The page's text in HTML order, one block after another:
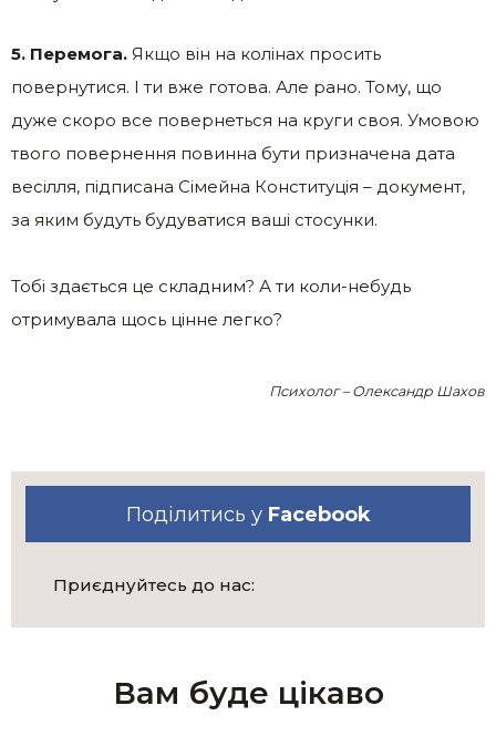
5. Перемога. Якщо він на колінах просить
повернутися. І ти вже готова. Але рано. Тому, що
дуже скоро все повернеться на круги своя. Умовою
твого повернення повинна бути призначена дата
весілля, підписана Сімейна Конституція – документ,
за яким будуть будуватися ваші стосунки.
Тобі здається це складним? А ти коли-небудь
отримувала щось цінне легко?
Психолог – Олександр Шахов
Поділитись у Facebook
Приєднуйтесь до нас:
Вам буде цікаво